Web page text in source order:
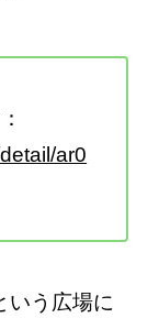
ar0
いう広場に